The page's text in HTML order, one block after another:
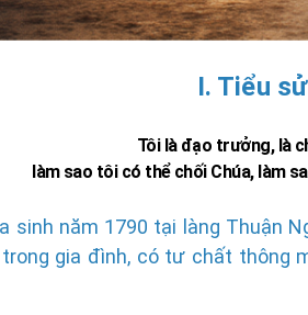
I. Tiểu sử
Tôi là đạo trưởng, là
làm sao tôi có thể chối Chúa, làm
sinh năm 1790 tại làng Thuận
gia đình, có tư chất thông